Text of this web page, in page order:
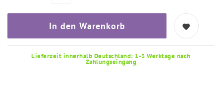
In den Warenkorb
Lieferzeit innerhalb Deutschland: 1-3 Werktage nach
Zahlungseingang